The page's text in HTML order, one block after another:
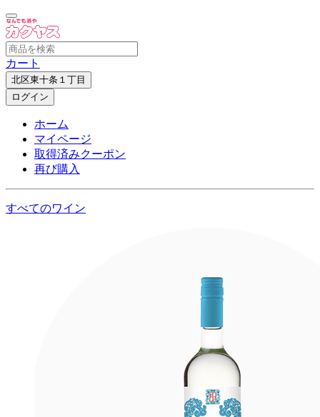
カート
北区東十条１丁目
ログイン
ホーム
マイページ
取得済みクーポン
再び購入
すべてのワイン